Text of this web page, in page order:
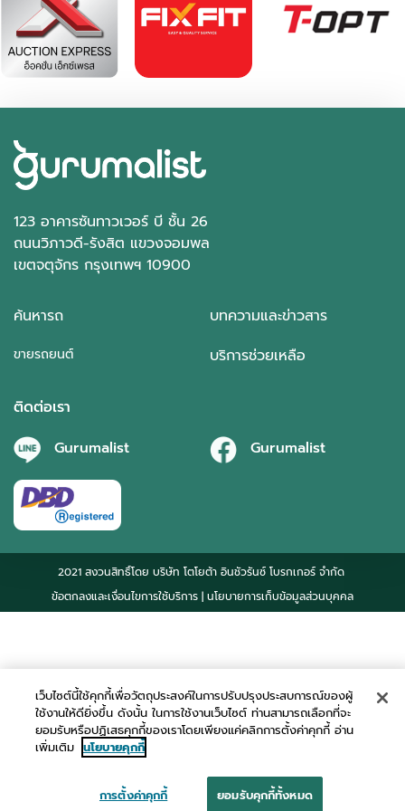
28,683 กม.
อัตโนมัติ
อ.เมืองเชียงใหม่ จ.เชียงใหม่
123 อาคารซันทาวเวอร์ บี ชั้น 26
ถนนวิภาวดี-รังสิต แขวงจอมพล
เขตจตุจักร กรุงเทพฯ 10900
ค้นหารถ บทความและข่าวสาร
ขายรถยนต์ บริการช่วยเหลือ
ติดต่อเรา
Gurumalist
Gurumalist
2021 สงวนสิทธิ์โดย บริษัท โตโยต้า อินชัวรันซ์ โบรกเกอร์ จำกัด
ข้อตกลงและเงื่อนไขการใช้บริการ | นโยบายการเก็บข้อมูลส่วนบุคคล
เว็บไซต์นี้ใช้คุกกี้เพื่อวัตถุประสงค์ในการปรับปรุงประสบการณ์ของผู้
ใช้งานให้ดียิ่งขึ้น ดังนั้น ในการใช้งานเว็บไซต์ ท่านสามารถเลือกที่จะ
ยอมรับหรือปฏิเสธคุกกี้ของเราโดยเพียงแค่คลิกการตั้งค่าคุกกี้ อ่าน
เพิ่มเติม นโยบายคุกกี้
การตั้งค่าคุกกี้ ยอมรับคุกกี้ทั้งหมด